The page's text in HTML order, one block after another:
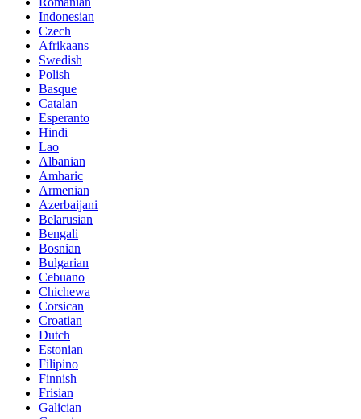
Indonesian
Czech
Afrikaans
Swedish
Polish
Basque
Catalan
Esperanto
Hindi
Lao
Albanian
Amharic
Armenian
Azerbaijani
Belarusian
Bengali
Bosnian
Bulgarian
Cebuano
Chichewa
Corsican
Croatian
Dutch
Estonian
Filipino
Finnish
Frisian
Galician